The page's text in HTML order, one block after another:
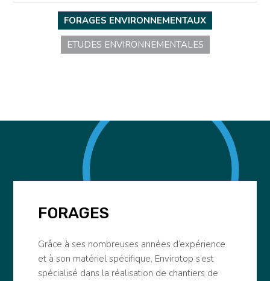
FORAGES ENVIRONNEMENTAUX
ETUDES ENVIRONNEMENTALES
FORAGES
Grâce à ses nombreuses années d’expérience
et à son matériel spécifique, Envirotop s’est
spécialisé dans la réalisation de chantiers de